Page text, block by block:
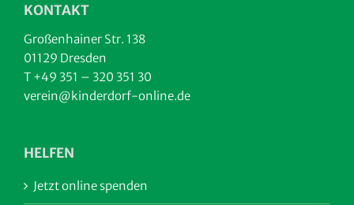
KONTAKT
Großenhainer Str. 138
01129 Dresden
T +49 351 – 320 351 30
verein@kinderdorf-online.de
HELFEN
Jetzt online spenden